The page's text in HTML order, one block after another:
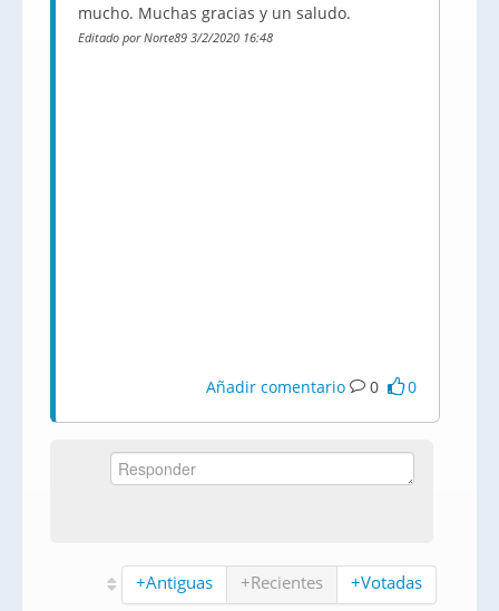
mucho. Muchas gracias y un saludo.
Editado por Norte89 3/2/2020 16:48
Añadir comentario 0 0
+Antiguas +Recientes +Votadas